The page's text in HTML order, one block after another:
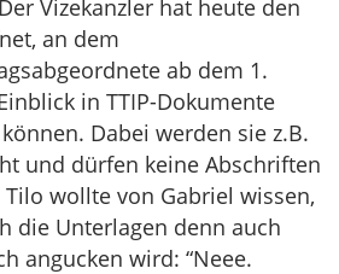
Vizekanzler hat heute den
an dem
ab dem 1.
in TTIP-Dokumente
Dabei werden sie z.B.
und dürfen keine Abschriften
Tilo wollte von Gabriel wissen,
die Unterlagen denn auch
angucken wird: “Neee.